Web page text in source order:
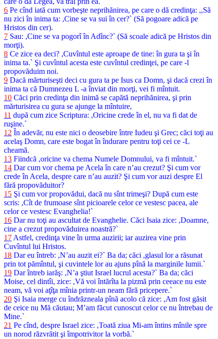
6 Pe cînd iată cum vorbeşte neprihănirea, pe care o dă credinţa: ,,Să
nu zici în inima ta: ,Cine se va sui în cer?` (Să pogoare adică pe
Hristos din cer).
7 Sau: ,Cine se va pogorî în Adînc?` (Să scoale adică pe Hristos din
morţi).
8 Ce zice ea deci? ,Cuvîntul este aproape de tine: în gura ta şi în
inima ta.` Şi cuvîntul acesta este cuvîntul credinţei, pe care -l
propovăduim noi.
9 Dacă mărturiseşti deci cu gura ta pe Isus ca Domn, şi dacă crezi în
inima ta că Dumnezeu L -a înviat din morţi, vei fi mîntuit.
10 Căci prin credinţa din inimă se capătă neprihănirea, şi prin
mărturisirea cu gura se ajunge la mîntuire,
11 după cum zice Scriptura: ,Oricine crede în el, nu va fi dat de
ruşine.`
12 În adevăr, nu este nici o deosebire între Iudeu şi Grec; căci toţi au
acelaş Domn, care este bogat în îndurare pentru toţi cei ce -L
cheamă.
13 Fiindcă ,oricine va chema Numele Domnului, va fi mîntuit.`
14 Dar cum vor chema pe Acela în care n’au crezut? Şi cum vor
crede în Acela, despre care n’au auzit? Şi cum vor auzi despre El
fără propovăduitor?
15 Şi cum vor propovădui, dacă nu sînt trimeşi? După cum este
scris: ,Cît de frumoase sînt picioarele celor ce vestesc pacea, ale
celor ce vestesc Evanghelia!`
16 Dar nu toţi au ascultat de Evanghelie. Căci Isaia zice: ,Doamne,
cine a crezut propovăduirea noastră?`
17Astfel, credinţa vine în urma auzirii; iar auzirea vine prin
Cuvîntul lui Hristos.
18 Dar eu întreb: ,N’au auzit ei?` Ba da; căci ,glasul lor a răsunat
prin tot pămîntul, şi cuvintele lor au ajuns pînă la marginile lumii.`
19 Dar întreb iarăş: ,N’a ştiut Israel lucrul acesta?` Ba da; căci
Moise, cel dintîi, zice: ,Vă voi întărîta la pizmă prin ceeace nu este
neam, vă voi aţîţa mînia printr-un neam fără pricepere.`
20 Şi Isaia merge cu îndrăzneala pînă acolo că zice: ,Am fost găsit
de ceice nu Mă căutau; M’am făcut cunoscut celor ce nu întrebau de
Mine.`
21 Pe cînd, despre Israel zice: ,Toată ziua Mi-am întins mînile spre
un norod răzvrătit şi împotrivitor la vorbă.`